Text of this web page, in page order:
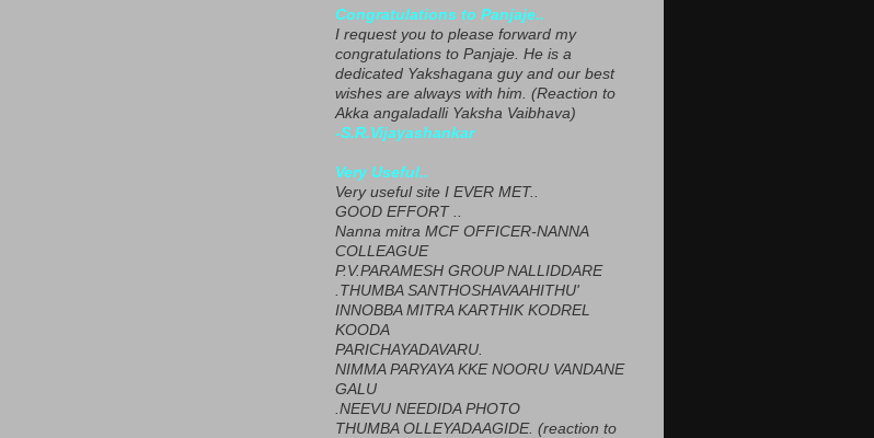
Congratulations to Panjaje..
I request you to please forward my
congratulations to Panjaje. He is a
dedicated Yakshagana guy and our best
wishes are always with him. (Reaction to
Akka angaladalli Yaksha Vaibhava)
-S.R.Vijayashankar
Very Useful..
Very useful site I EVER MET..
GOOD EFFORT ..
Nanna mitra MCF OFFICER-NANNA
COLLEAGUE
P.V.PARAMESH GROUP NALLIDDARE
.THUMBA SANTHOSHAVAAHITHU'
INNOBBA MITRA KARTHIK KODREL
KOODA
PARICHAYADAVARU.
NIMMA PARYAYA KKE NOORU VANDANE
GALU
.NEEVU NEEDIDA PHOTO
THUMBA OLLEYADAAGIDE. (reaction to